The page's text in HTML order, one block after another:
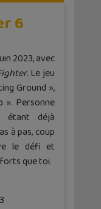
6
2023, avec
. Le jeu
Ground »,
». Personne
étant déjà
à pas, coup
le défi et
que toi.